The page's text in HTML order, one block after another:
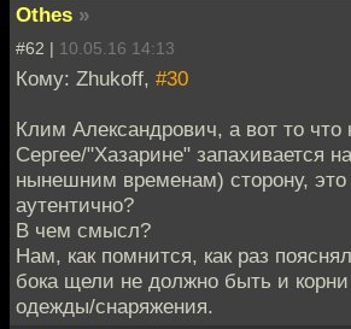
Othes »
#62 | 10.05.16 14:13
Кому: Zhukoff, #30
Клим Александрович, а вот то что
Сергее/"Хазарине" запахивается
нынешним временам) сторону, это
аутентично?
В чем смысл?
Нам, как помнится, как раз
бока щели не должно быть и
одежды/снаряжения.